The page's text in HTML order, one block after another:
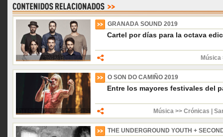
GRANADA SOUND 2019
Cartel por días para la octava
Música
O SON DO CAMIÑO 2019
Entre los mayores festivales del
Música >> Crónicas
THE UNDERGROUND YOUTH +